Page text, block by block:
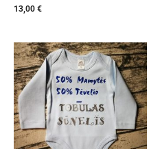
13,00 €